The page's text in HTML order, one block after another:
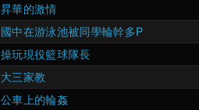
昇華的激情
國中在游泳池被同學輪幹多P
操玩現役籃球隊長
大三家教
公車上的輪姦